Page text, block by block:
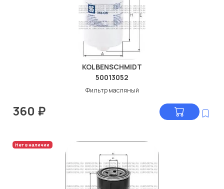
KOLBENSCHMIDT
50013052
Фильтр масляный
360 ₽
Нет в наличии